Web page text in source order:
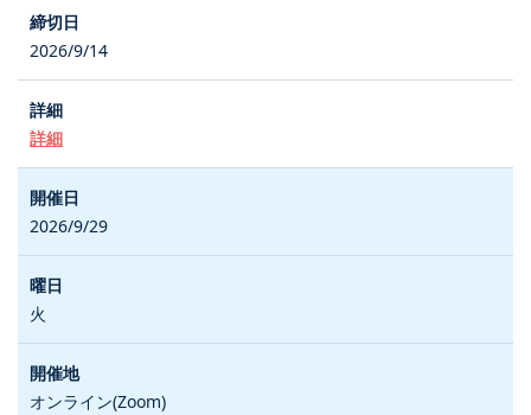
2026/9/14
詳細
2026/9/29
火
オンライン(Zoom)